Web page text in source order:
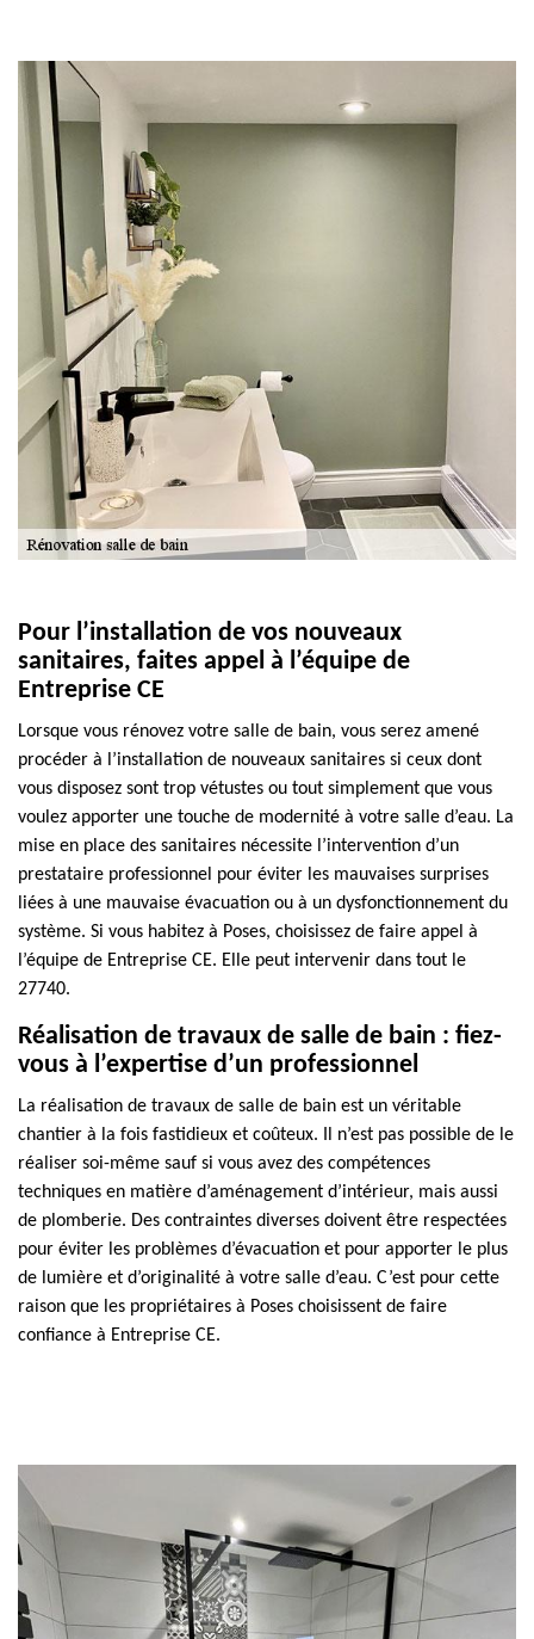
Pour l’installation de vos nouveaux
sanitaires, faites appel à l’équipe de
Entreprise CE
Lorsque vous rénovez votre salle de bain, vous serez amené
procéder à l’installation de nouveaux sanitaires si ceux dont
vous disposez sont trop vétustes ou tout simplement que vous
voulez apporter une touche de modernité à votre salle d’eau. La
mise en place des sanitaires nécessite l’intervention d’un
prestataire professionnel pour éviter les mauvaises surprises
liées à une mauvaise évacuation ou à un dysfonctionnement du
système. Si vous habitez à Poses, choisissez de faire appel à
l’équipe de Entreprise CE. Elle peut intervenir dans tout le
27740.
Réalisation de travaux de salle de bain : fiez-
vous à l’expertise d’un professionnel
La réalisation de travaux de salle de bain est un véritable
chantier à la fois fastidieux et coûteux. Il n’est pas possible de le
réaliser soi-même sauf si vous avez des compétences
techniques en matière d’aménagement d’intérieur, mais aussi
de plomberie. Des contraintes diverses doivent être respectées
pour éviter les problèmes d’évacuation et pour apporter le plus
de lumière et d’originalité à votre salle d’eau. C’est pour cette
raison que les propriétaires à Poses choisissent de faire
confiance à Entreprise CE.